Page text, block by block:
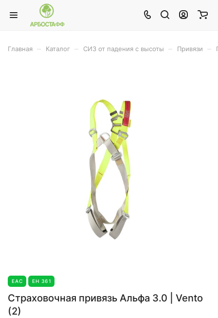
Главная Каталог СИЗ от падения с высоты Привязи
EAC ЕН 361
Страховочная привязь Альфа 3.0 | Vento
(2)